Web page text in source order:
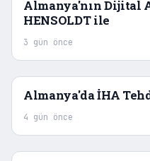
Almanya'nın Dijital
HENSOLDT ile
3 gün önce
Almanya'da İHA
4 gün önce